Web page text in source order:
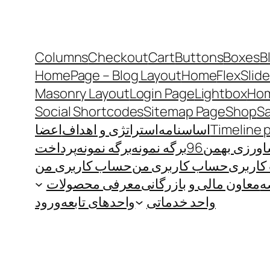
Boxes
Buttons
Cart
Checkout
Columns
Home
HomePage – Blog Layout
Lightbox
Login Page
Masonry Layout
Shop
Sitemap Page
Social Shortcodes
Timelineاساسنامهاستراتژی و اهدافاعضا
بهمن96
برگه نمونهبرگه نمونهپرداخت
حساب کاربری منحساب کاربری من
معاون مالی و بازرگانیمعرفی محصولات
واحد خدماتی
واحدهای تابعهورود